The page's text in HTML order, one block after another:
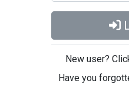
New user?
Have you